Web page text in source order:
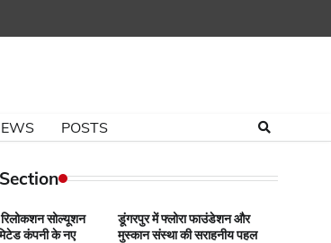
POSTS
सोल्यूशन
कंपनी के नए
डूंगरपुर में फ्लोरा फाउंडेशन और
मुस्कान संस्था की सराहनीय पहल